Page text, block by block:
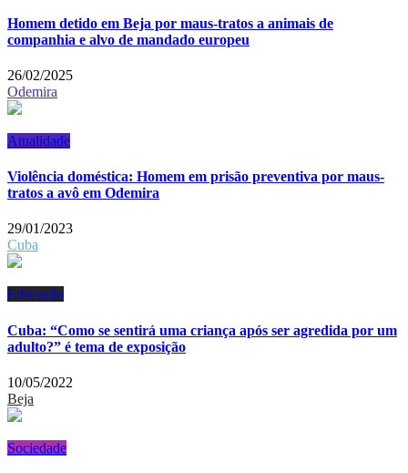
Homem detido em Beja por maus-tratos a animais de
companhia e alvo de mandado europeu
26/02/2025
Odemira
Atualidade
Violência doméstica: Homem em prisão preventiva por maus-
tratos a avô em Odemira
29/01/2023
Cuba
Educação
Cuba: “Como se sentirá uma criança após ser agredida por um
adulto?” é tema de exposição
10/05/2022
Beja
Sociedade